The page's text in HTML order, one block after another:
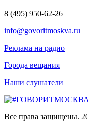
8 (495) 950-62-26
info@govoritmoskva.ru
Реклама на радио
Города вещания
Наши слушатели
Все права защищены.